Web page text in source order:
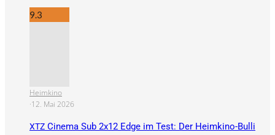
9.3
Heimkino
·12. Mai 2026
XTZ Cinema Sub 2x12 Edge im Test: Der Heimkino-Bulli